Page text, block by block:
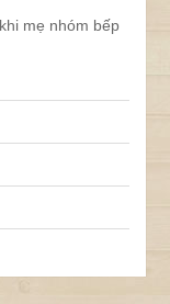
mẹ nhóm bếp